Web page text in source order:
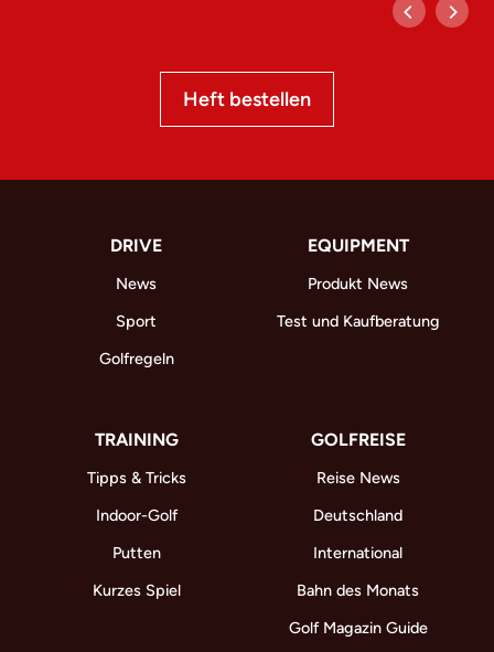
Heft bestellen
DRIVE
News
Sport
Golfregeln
EQUIPMENT
Produkt News
Test und Kaufberatung
TRAINING
Tipps & Tricks
Indoor-Golf
Putten
Kurzes Spiel
GOLFREISE
Reise News
Deutschland
International
Bahn des Monats
Golf Magazin Guide